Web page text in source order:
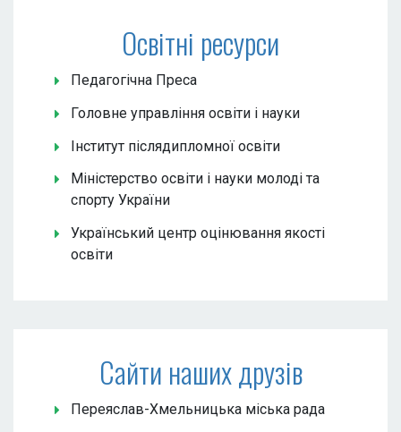
Освітні ресурси
Педагогічна Преса
Головне управління освіти і науки
Інститут післядипломної освіти
Міністерство освіти і науки молоді та
спорту України
Український центр оцінювання якості
освіти
Сайти наших друзів
Переяслав-Хмельницька міська рада